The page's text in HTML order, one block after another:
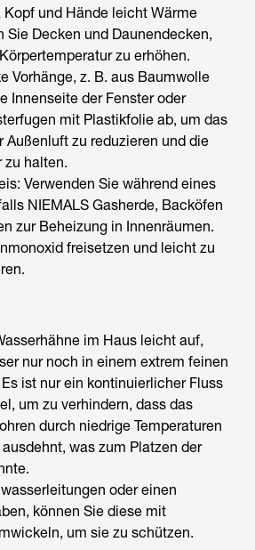
Kopf und Hände leicht Wärme
Sie Decken und Daunendecken,
zu erhöhen.
Vorhänge, z. B. aus Baumwolle
Innenseite der Fenster oder
mit Plastikfolie ab, um das
Außenluft zu reduzieren und die
zu halten.
Verwenden Sie während eines
NIEMALS Gasherde, Backöfen
zur Beheizung in Innenräumen.
freisetzen und leicht zu
im Haus leicht auf,
nur noch in einem extrem feinen
Es ist nur ein kontinuierlicher Fluss
um zu verhindern, dass das
durch niedrige Temperaturen
was zum Platzen der
oder einen
können Sie diese mit
um sie zu schützen.